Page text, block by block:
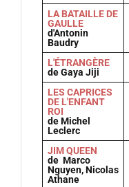
LA BATAILLE DE
GAULLE
d'Antonin
Baudry
L'ÉTRANGÈRE
de Gaya Jiji
LES CAPRICES
DE L'ENFANT
ROI
de Michel
Leclerc
JIM QUEEN
de Marco
Nguyen, Nicolas
Athane